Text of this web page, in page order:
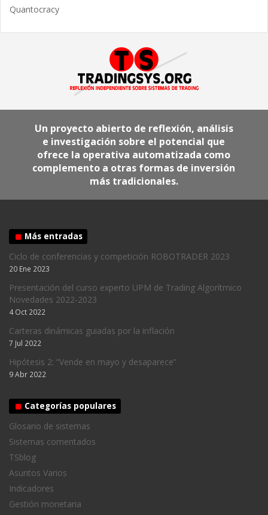
Quantocracy
Un proyecto abierto de reflexión, análisis
e investigación sobre el potencial que
ofrece la operativa automatizada como
complemento a otras formas de inversión
más tradicionales.
Más entradas
Ciclo de conferencias y competición ROBOTRADER 2023
20 Ene 2023
Presentación del curso experto UPM de Trading Algorítmico
Novedades 2022-2023
4 Oct 2022
Carteras dinámicas guiadas por la inflación
7 Jul 2022
Hipótesis 2: “Vende en mayo y desaparece”
9 Abr 2022
Categorías populares
Glosario de sistemas
Sistemas comentados
TSblog
Asuntos Varios
Indicadores
Gestión monetaria